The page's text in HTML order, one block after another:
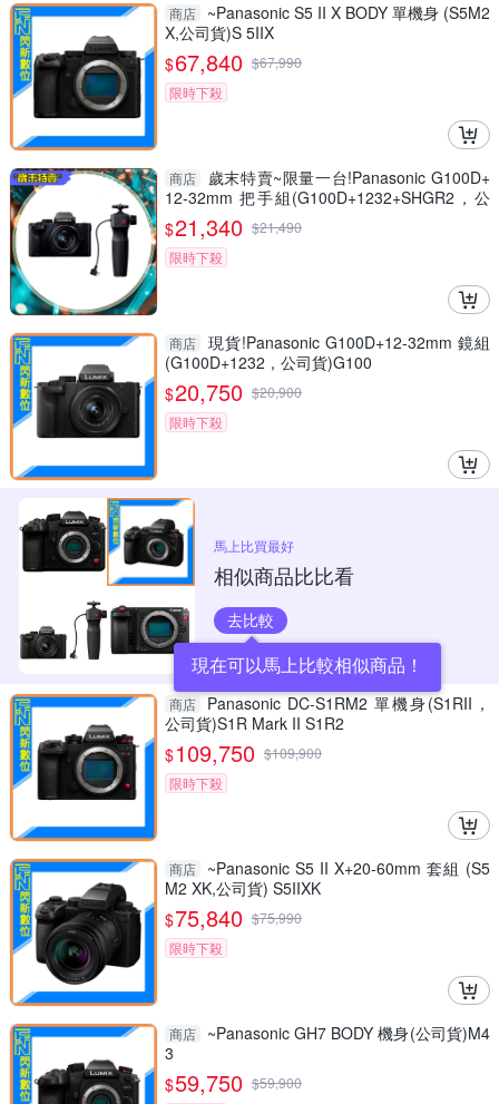
商店
~Panasonic S5 II X BODY 單機身 (S5M2
X,公司貨)S 5IIX
$67,840 $67,990
限時下殺
商店
歲末特賣~限量一台!Panasonic G100D+
12-32mm 把手組(G100D+1232+SHGR2，公
司貨)
$21,340 $21,490
限時下殺
商店
現貨!Panasonic G100D+12-32mm 鏡組
(G100D+1232，公司貨)G100
$20,750 $20,900
限時下殺
馬上比買最好
相似商品比比看
去比較
現在可以馬上比較相似商品！
商店
Panasonic DC-S1RM2 單機身(S1RII，
公司貨)S1R Mark II S1R2
$109,750 $109,900
限時下殺
商店
~Panasonic S5 II X+20-60mm 套組 (S5
M2 XK,公司貨) S5IIXK
$75,840 $75,990
限時下殺
商店
~Panasonic GH7 BODY 機身(公司貨)M4
3
$59,750 $59,900